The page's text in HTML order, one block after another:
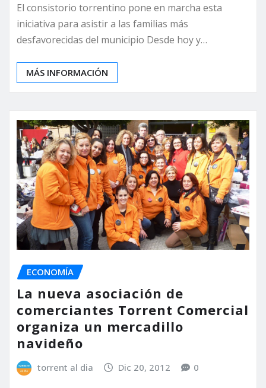
El consistorio torrentino pone en marcha esta
iniciativa para asistir a las familias más
desfavorecidas del municipio Desde hoy y…
MÁS INFORMACIÓN
ECONOMÍA
La nueva asociación de
comerciantes Torrent Comercial
organiza un mercadillo
navideño
torrent al dia Dic 20, 2012 0